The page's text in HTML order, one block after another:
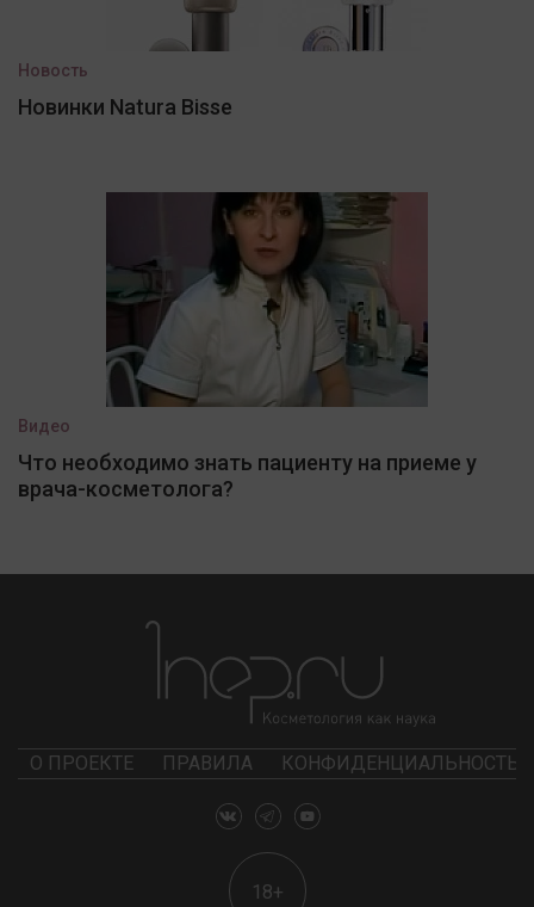
Новость
Новинки Natura Bisse
Видео
Что необходимо знать пациенту на приеме у
врача-косметолога?
О ПРОЕКТЕ ПРАВИЛА КОНФИДЕНЦИАЛЬНОСТЬ
18+